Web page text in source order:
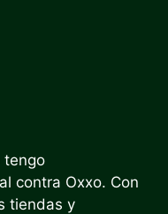
tengo
contra Oxxo. Con
tiendas y